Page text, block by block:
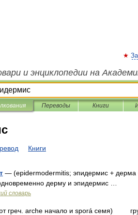
и энциклопедии на
Переводы Книги
Книги
— (epidermodermitis; эпидермис + дерма
дерму и эпидермис …
словарь
греч. arche начало и sporá семя)